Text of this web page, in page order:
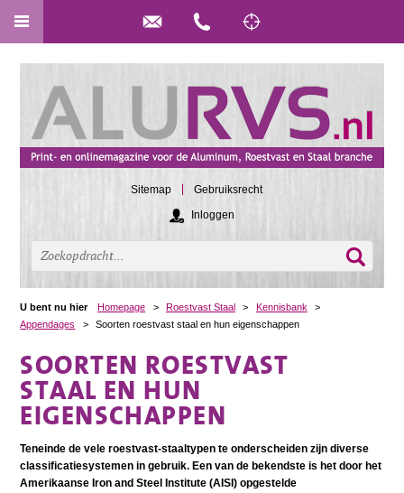
Sitemap
Gebruiksrecht
Inloggen
U bent nu hier Homepage > Roestvast Staal > Kennisbank
>
Appendages
> Soorten roestvast staal en hun eigenschappen
SOORTEN ROESTVAST
STAAL EN HUN
EIGENSCHAPPEN
Teneinde de vele roestvast-staaltypen te onderscheiden zijn diverse
classificatiesystemen in gebruik. Een van de bekendste is het door het
Amerikaanse Iron and Steel Institute (AISI) opgestelde